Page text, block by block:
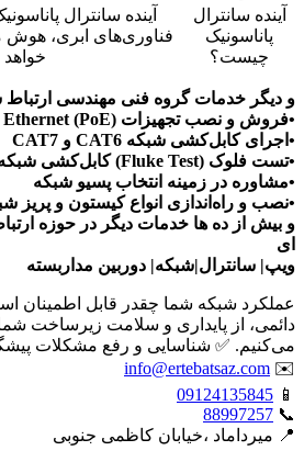
آینده سانترال
پاناسونیک
چیست؟
آینده سانترال
فناوری‌های ابری، هوش
و دیگر خدمات گروه فنی مهندسی ارتباط
•فروش و نصب تجهیزات Power over Ethernet (PoE)
•اجرای کابل‌کشی شبکه CAT6 و CAT7
•تست فلوک (Fluke Test) کابل‌کشی شبکه
•مشاوره در زمینه انتخاب پسیو شبکه
•نصب و راه‌اندازی انواع کیستون و پریز
و بیش از ده ها خدمات دیگر در حوزه
ای
ویپ| سانترال|شبکه| دوربین مداربسته
عملکرد شبکه شما چقدر قابل اطمینان
دائمی، از پایداری و سلامت زیرساخت
می‌کنیم. ✅ شناسایی و رفع مشکلات
✉️
info@ertebatsaz.com
📱
09124135845
📞
88997257
📍 میرداماد ،خیابان کاظمی جنوبی